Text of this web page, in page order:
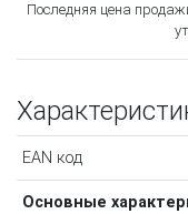
Последняя цена
EAN код
Основные